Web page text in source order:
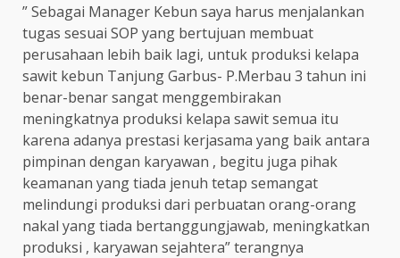
” Sebagai Manager Kebun saya harus menjalankan
tugas sesuai SOP yang bertujuan membuat
perusahaan lebih baik lagi, untuk produksi kelapa
sawit kebun Tanjung Garbus- P.Merbau 3 tahun ini
benar-benar sangat menggembirakan
meningkatnya produksi kelapa sawit semua itu
karena adanya prestasi kerjasama yang baik antara
pimpinan dengan karyawan , begitu juga pihak
keamanan yang tiada jenuh tetap semangat
melindungi produksi dari perbuatan orang-orang
nakal yang tiada bertanggungjawab, meningkatkan
produksi , karyawan sejahtera” terangnya